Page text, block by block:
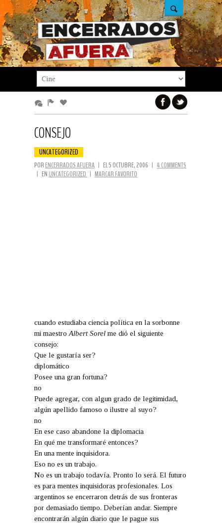
CONSEJO
UNCATEGORIZED
POR ENCERRADOS AFUERA | EL 5 OCTUBRE, 2006 | 4 COMMENTS
| EN UNCATEGORIZED | MARCAR FAVORITO
cuando estudiaba ciencia política en la sorbonne
mi maestro Albert Sorel me dió el siguiente
consejo:
Que le gustaría ser?
diplomático
Posee una gran fortuna?
no
Puede agregar, con algun grado de legitimidad,
algún apellido famoso o ilustre al suyo?
no
En ese caso abandone la diplomacia
En qué me transformaré entonces?
En una mente inquisidora.
Eso no es un trabajo.
No es un trabajo todavía. Pronto lo será. El futuro
es para mentes inquisidoras profesionales. Los
argentinos se encerraron detrás de sus fronteras
por demasiado tiempo. Deberían andar. Siempre
encontrarán algún diario que le pague sus